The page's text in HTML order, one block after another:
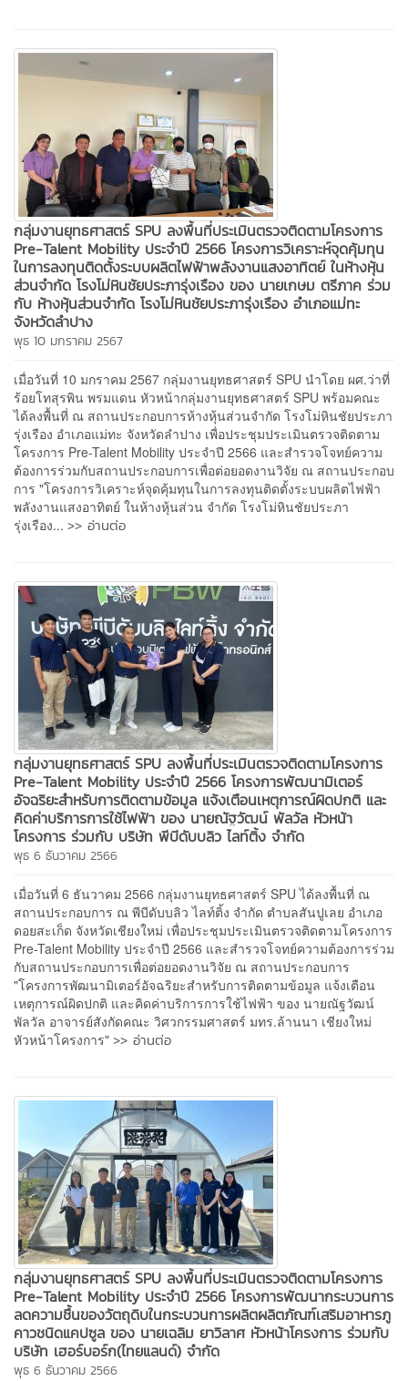
กลุ่มงานยุทธศาสตร์ SPU ลงพื้นที่ประเมินตรวจติดตามโครงการ
Pre-Talent Mobility ประจำปี 2566 โครงการวิเคราะห์จุดคุ้มทุน
ในการลงทุนติดตั้งระบบผลิตไฟฟ้าพลังงานแสงอาทิตย์ ในห้างหุ้น
ส่วนจำกัด โรงโม่หินชัยประภารุ่งเรือง ของ นายเกษม ตรีภาค ร่วม
กับ ห้างหุ้นส่วนจำกัด โรงโม่หินชัยประภารุ่งเรือง อำเภอแม่ทะ
จังหวัดลำปาง
พุธ 10 มกราคม 2567
เมื่อวันที่ 10 มกราคม 2567 กลุ่มงานยุทธศาสตร์ SPU นำโดย ผศ.ว่าที่
ร้อยโทสุรพิน พรมแดน หัวหน้ากลุ่มงานยุทธศาสตร์ SPU พร้อมคณะ
ได้ลงพื้นที่ ณ สถานประกอบการห้างหุ้นส่วนจำกัด โรงโม่หินชัยประภา
รุ่งเรือง อำเภอแม่ทะ จังหวัดลำปาง เพื่อประชุมประเมินตรวจติดตาม
โครงการ Pre-Talent Mobility ประจำปี 2566 และสำรวจโจทย์ความ
ต้องการร่วมกับสถานประกอบการเพื่อต่อยอดงานวิจัย ณ สถานประกอบ
การ "โครงการวิเคราะห์จุดคุ้มทุนในการลงทุนติดตั้งระบบผลิตไฟฟ้า
พลังงานแสงอาทิตย์ ในห้างหุ้นส่วน จำกัด โรงโม่หินชัยประภา
รุ่งเรือง... >> อ่านต่อ
กลุ่มงานยุทธศาสตร์ SPU ลงพื้นที่ประเมินตรวจติดตามโครงการ
Pre-Talent Mobility ประจำปี 2566 โครงการพัฒนามิเตอร์
อัจฉริยะสำหรับการติดตามข้อมูล แจ้งเตือนเหตุการณ์ผิดปกติ และ
คิดค่าบริการการใช้ไฟฟ้า ของ นายณัฐวัฒน์ พัลวัล หัวหน้า
โครงการ ร่วมกับ บริษัท พีบีดับบลิว ไลท์ติ้ง จำกัด
พุธ 6 ธันวาคม 2566
เมื่อวันที่ 6 ธันวาคม 2566 กลุ่มงานยุทธศาสตร์ SPU ได้ลงพื้นที่ ณ
สถานประกอบการ ณ พีบีดับบลิว ไลท์ติ้ง จำกัด ตำบลสันปูเลย อำเภอ
ดอยสะเก็ด จังหวัดเชียงใหม่ เพื่อประชุมประเมินตรวจติดตามโครงการ
Pre-Talent Mobility ประจำปี 2566 และสำรวจโจทย์ความต้องการร่วม
กับสถานประกอบการเพื่อต่อยอดงานวิจัย ณ สถานประกอบการ
"โครงการพัฒนามิเตอร์อัจฉริยะสำหรับการติดตามข้อมูล แจ้งเตือน
เหตุการณ์ผิดปกติ และคิดค่าบริการการใช้ไฟฟ้า ของ นายณัฐวัฒน์
พัลวัล อาจารย์สังกัดคณะ วิศวกรรมศาสตร์ มทร.ล้านนา เชียงใหม่
หัวหน้าโครงการ" >> อ่านต่อ
กลุ่มงานยุทธศาสตร์ SPU ลงพื้นที่ประเมินตรวจติดตามโครงการ
Pre-Talent Mobility ประจำปี 2566 โครงการพัฒนากระบวนการ
ลดความชื้นของวัตถุดิบในกระบวนการผลิตผลิตภัณฑ์เสริมอาหารภู
คาวชนิดแคปซูล ของ นายเฉลิม ยาวิลาศ หัวหน้าโครงการ ร่วมกับ
บริษัท เฮอร์บอร์ก(ไทยแลนด์) จำกัด
พุธ 6 ธันวาคม 2566